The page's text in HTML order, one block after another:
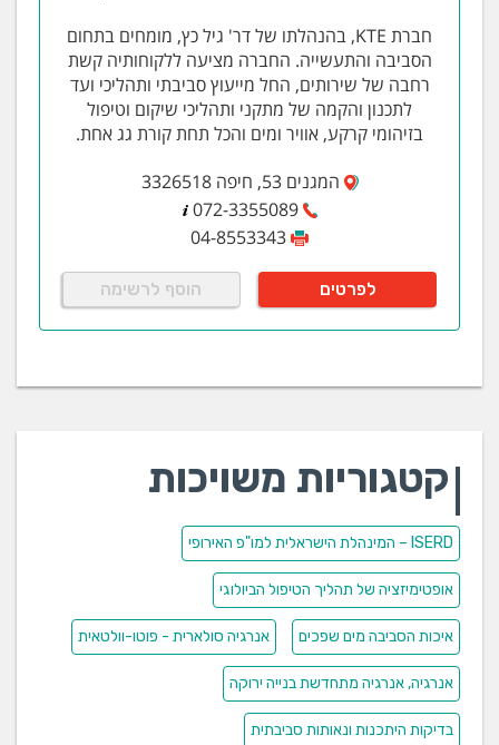
חברת KTE, בהנהלתו של דר' גיל כץ, מומחים בתחום
הסביבה והתעשייה. החברה מציעה ללקוחותיה קשת
רחבה של שירותים, החל מייעוץ סביבתי ותהליכי ועד
לתכנון והקמה של מתקני ותהליכי שיקום וטיפול
בזיהומי קרקע, אוויר ומים והכל תחת קורת גג אחת.
המגנים 53, חיפה 3326518
072-3355089
04-8553343
לפרטים הוסף לרשימה
קטגוריות משויכות
ISERD – המינהלת הישראלית למו"פ האירופי
אופטימיזציה של תהליך הטיפול הביולוגי
איכות הסביבה מים שפכים אנרגיה סולארית - פוטו-וולטאית
אנרגיה, אנרגיה מתחדשת בנייה ירוקה
בדיקות היתכנות ונאותות סביבתית